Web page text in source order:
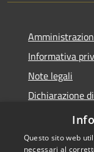
Informativa
Note legali
Dichiarazione
Link app
Questo sito web
necessari al